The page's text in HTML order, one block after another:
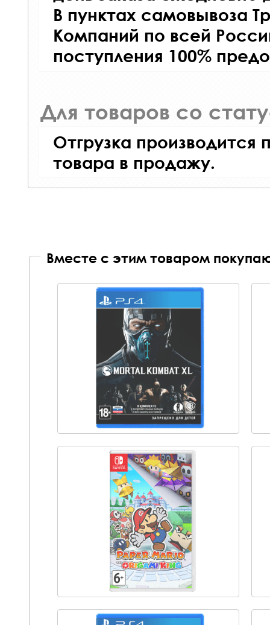
В пунктах самовывоза
Компаний по всей
поступления 100%
Для товаров со
Отгрузка производится
товара в продажу.
Вместе с этим товаром